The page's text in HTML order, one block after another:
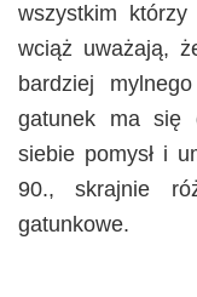
wszystkim
wciąż uważają,
bardziej
gatunek ma się
siebie pomysł i
90., skrajnie
gatunkowe.